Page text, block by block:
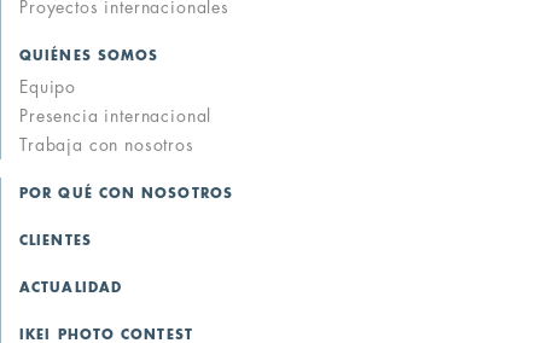
Proyectos internacionales
QUIÉNES SOMOS
Equipo
Presencia internacional
Trabaja con nosotros
POR QUÉ CON NOSOTROS
CLIENTES
ACTUALIDAD
IKEI PHOTO CONTEST